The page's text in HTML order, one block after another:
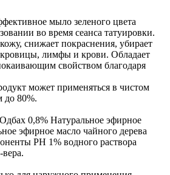
мыло зеленого цвета
во время сеанса татуировки.
снижает покраснения, убирает
лимфы и крови. Обладает
свойством благодаря
может применяться в чистом
до 80%.
0,8% Натуральное эфирное
эфирное масло чайного дерева
РН 1% водного раствора
вера.